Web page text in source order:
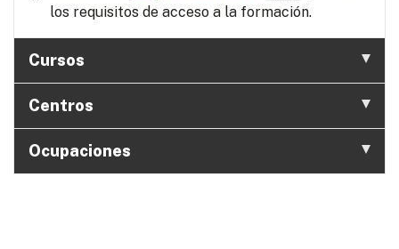
los requisitos de acceso a la formación.
Cursos
Centros
Ocupaciones